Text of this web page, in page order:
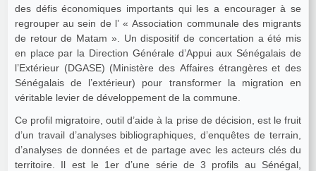
des défis économiques importants qui les a encourager à se
regrouper au sein de l’ « Association communale des migrants
de retour de Matam ». Un dispositif de concertation a été mis
en place par la Direction Générale d’Appui aux Sénégalais de
l’Extérieur (DGASE) (Ministère des Affaires étrangères et des
Sénégalais de l’extérieur) pour transformer la migration en
véritable levier de développement de la commune.
Ce profil migratoire, outil d’aide à la prise de décision, est le fruit
d’un travail d’analyses bibliographiques, d’enquêtes de terrain,
d’analyses de données et de partage avec les acteurs clés du
territoire. Il est le 1er d’une série de 3 profils au Sénégal,